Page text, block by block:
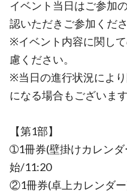
イベント当日はご参加
認いただきご参加くださ
※イベント内容に関し
慮ください。
※当日の進行状況によ
になる場合もございま
【第1部】
➀1冊券(壁掛けカレン
始/11:20
②1冊券(卓上カレン